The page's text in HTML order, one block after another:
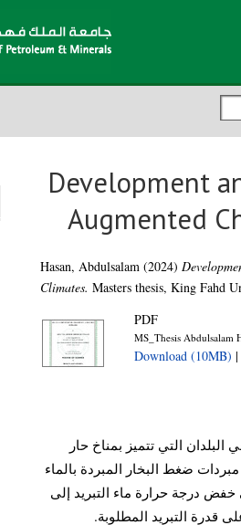
Development
Augmented
Hasan, Abdulsalam(2024)
Climates. Masters thesis, King Fahd
PDF
MS_Thesis Abdulsalam
Download (10MB) |
التي تتميز بمناخ حار
ضغط البخار المبردة بالماء
درجة حرارة ماء التبريد إلى
قدرة التبريد المطلوبة.